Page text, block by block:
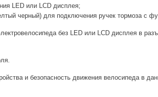
LED или LCD дисплея;
черный) для подключения ручек тормоза с
без LED или LCD дисплея в
и безопасность движения велосипеда в